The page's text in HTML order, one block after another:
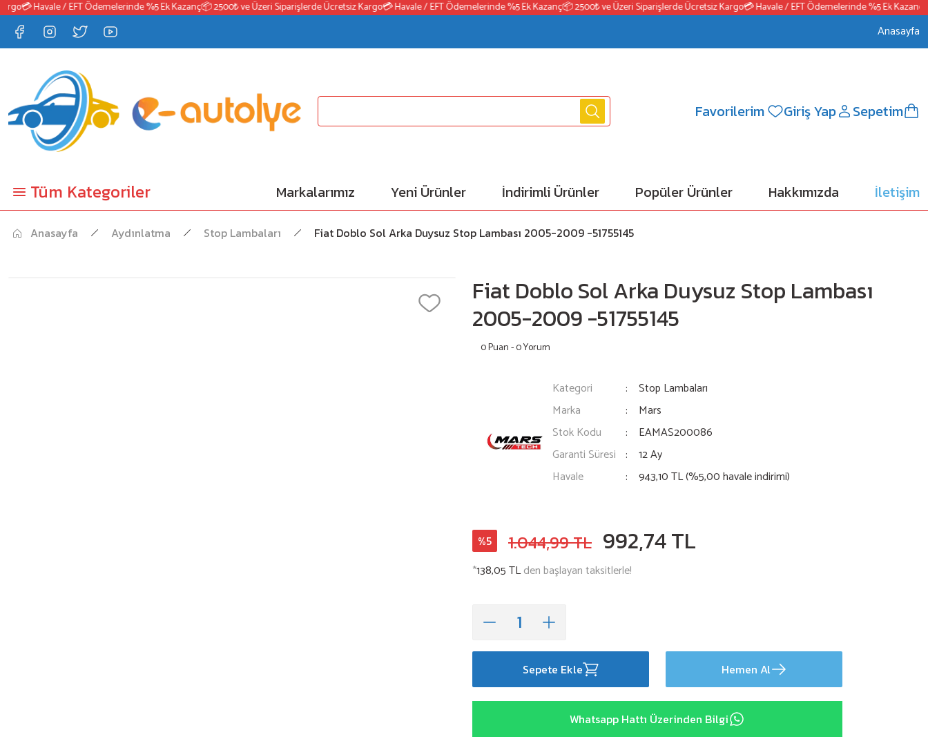
💳 Havale / EFT Ödemelerinde %5 Ek Kazanç📦 2500₺ ve Üzeri Siparişlerde Ücretsiz Kargo💳 Havale / EFT Ödemelerinde %5 Ek Kazanç📦 2500₺ ve Üzeri Siparişlerde Ücretsiz Kargo💳 Havale / EFT Ödemelerinde %5 Ek Kazanç
Anasayfa
Favorilerim Giriş Yap Sepetim
Tüm Kategoriler Markalarımız Yeni Ürünler İndirimli Ürünler Popüler Ürünler Hakkımızda İletişim
Anasayfa Aydınlatma Stop Lambaları Fiat Doblo Sol Arka Duysuz Stop Lambası 2005-2009 -51755145
Fiat Doblo Sol Arka Duysuz Stop Lambası
2005-2009 -51755145
0 Puan - 0 Yorum
Kategori
Stop Lambaları
Marka
Mars
Stok Kodu
EAMAS200086
Garanti Süresi
12 Ay
Havale
943,10 TL (%5,00 havale indirimi)
%5 1.044,99 TL 992,74 TL
*138,05 TLden başlayan taksitlerle!
Sepete Ekle Hemen Al
Whatsapp Hattı Üzerinden Bilgi